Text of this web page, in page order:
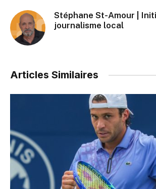
Stéphane St-Amour |
journalisme local
Articles Similaires